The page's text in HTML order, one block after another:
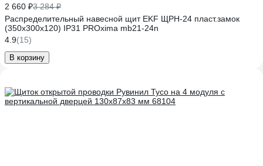
2 660 ₽3 284 ₽
Распределительный навесной щит EKF ЩРН-24 пласт.замок
(350х300х120) IP31 PROxima mb21-24n
4.9(15)
В корзину